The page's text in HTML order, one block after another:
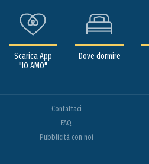
Scarica App
"IO AMO"
Dove dormire
Contattaci
FAQ
Pubblicità con noi